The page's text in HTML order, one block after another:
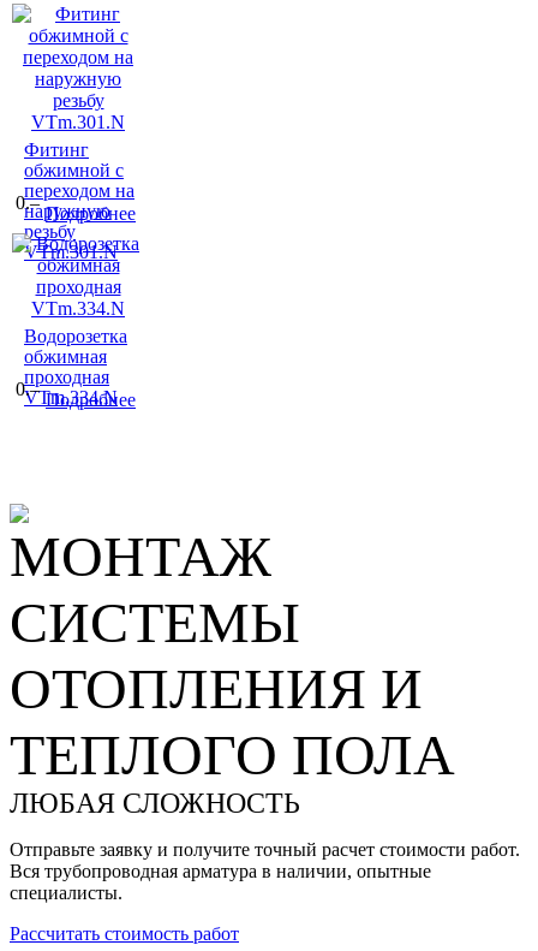
Фитинг
обжимной с
переходом на
наружную
резьбу
VTm.301.N
0.–
Подробнее
Водорозетка
обжимная
проходная
VTm.334.N
0.–
Подробнее
МОНТАЖ
СИСТЕМЫ
ОТОПЛЕНИЯ И
ТЕПЛОГО ПОЛА
ЛЮБАЯ СЛОЖНОСТЬ
Отправьте заявку и получите точный расчет стоимости работ.
Вся трубопроводная арматура в наличии, опытные
специалисты.
Рассчитать стоимость работ